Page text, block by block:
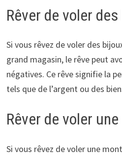
Rêver de voler
Si vous rêvez de voler des
grand magasin, le rêve peut
négatives. Ce rêve signifie la
tels que de l’argent ou des
Rêver de voler
Si vous rêvez de voler une